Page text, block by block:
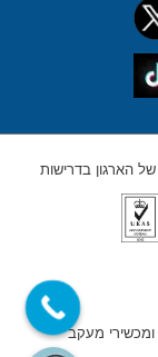
ומכשירי מעקב